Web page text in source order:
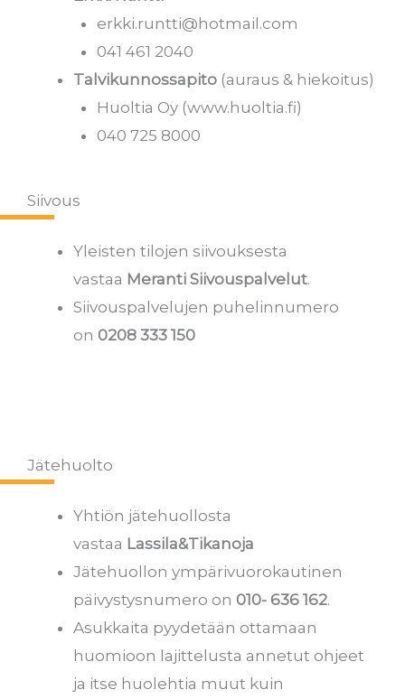
erkki.runtti@hotmail.com
041 461 2040
Talvikunnossapito (auraus & hiekoitus)
Huoltia Oy (www.huoltia.fi)
040 725 8000
Siivous
Yleisten tilojen siivouksesta
vastaa Meranti Siivouspalvelut.
Siivouspalvelujen puhelinnumero
on 0208 333 150
Jätehuolto
Yhtiön jätehuollosta
vastaa Lassila&Tikanoja
Jätehuollon ympärivuorokautinen
päivystysnumero on 010- 636 162.
Asukkaita pyydetään ottamaan
huomioon lajittelusta annetut ohjeet
ja itse huolehtia muut kuin